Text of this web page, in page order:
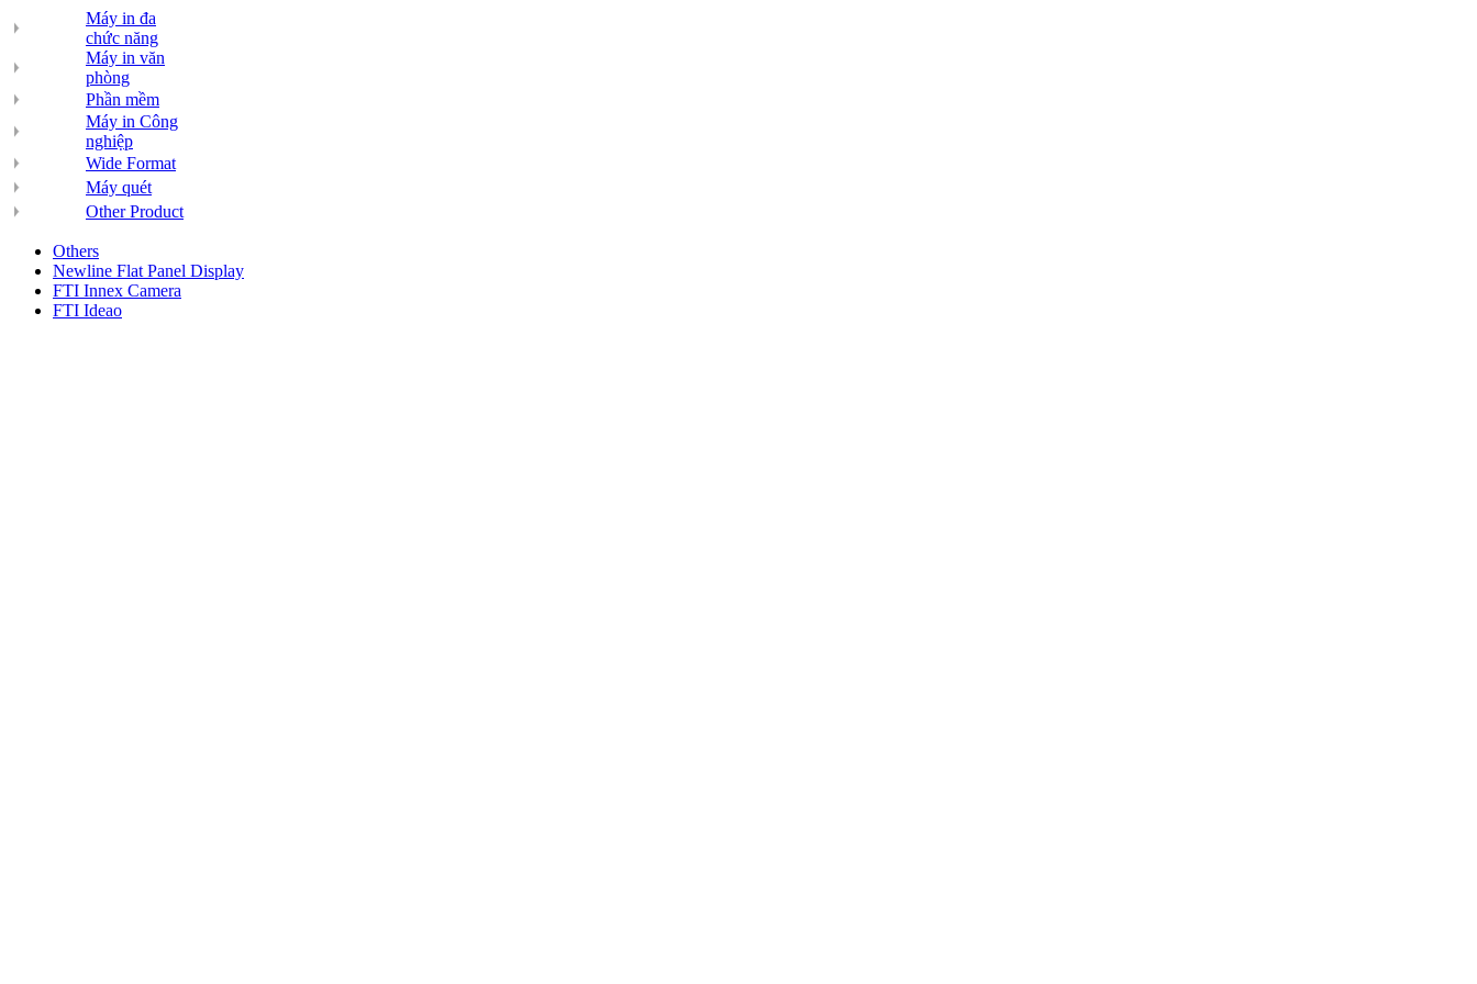
Máy in đa
chức năng
Máy in văn
phòng
Phần mềm
Máy in Công
nghiệp
Wide Format
Máy quét
Other Product
Others
Newline Flat Panel Display
FTI Innex Camera
FTI Ideao